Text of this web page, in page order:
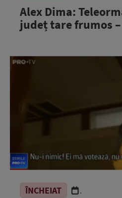
Alex Dima:
județ tare frumos –
ÎNCHEIAT .